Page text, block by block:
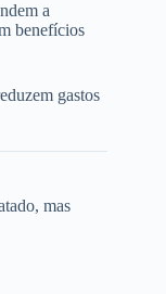
a
benefícios
gastos
mas